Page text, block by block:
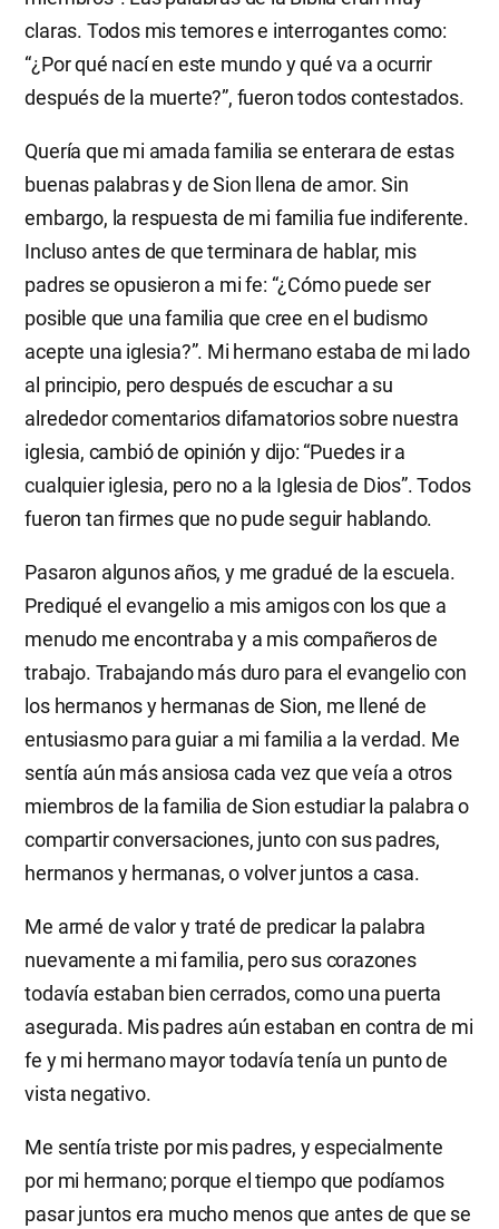
claras. Todos mis temores e interrogantes como:
“¿Por qué nací en este mundo y qué va a ocurrir
después de la muerte?”, fueron todos contestados.
Quería que mi amada familia se enterara de estas
buenas palabras y de Sion llena de amor. Sin
embargo, la respuesta de mi familia fue indiferente.
Incluso antes de que terminara de hablar, mis
padres se opusieron a mi fe: “¿Cómo puede ser
posible que una familia que cree en el budismo
acepte una iglesia?”. Mi hermano estaba de mi lado
al principio, pero después de escuchar a su
alrededor comentarios difamatorios sobre nuestra
iglesia, cambió de opinión y dijo: “Puedes ir a
cualquier iglesia, pero no a la Iglesia de Dios”. Todos
fueron tan firmes que no pude seguir hablando.
Pasaron algunos años, y me gradué de la escuela.
Prediqué el evangelio a mis amigos con los que a
menudo me encontraba y a mis compañeros de
trabajo. Trabajando más duro para el evangelio con
los hermanos y hermanas de Sion, me llené de
entusiasmo para guiar a mi familia a la verdad. Me
sentía aún más ansiosa cada vez que veía a otros
miembros de la familia de Sion estudiar la palabra o
compartir conversaciones, junto con sus padres,
hermanos y hermanas, o volver juntos a casa.
Me armé de valor y traté de predicar la palabra
nuevamente a mi familia, pero sus corazones
todavía estaban bien cerrados, como una puerta
asegurada. Mis padres aún estaban en contra de mi
fe y mi hermano mayor todavía tenía un punto de
vista negativo.
Me sentía triste por mis padres, y especialmente
por mi hermano; porque el tiempo que podíamos
pasar juntos era mucho menos que antes de que se